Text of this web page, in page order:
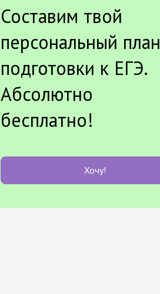
Составим твой
персональный план
подготовки к ЕГЭ.
Абсолютно
бесплатно!
Хочу!